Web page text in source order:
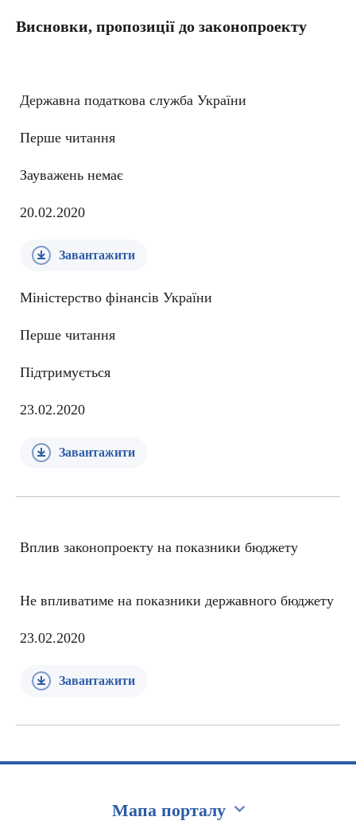
Висновки, пропозиції до законопроекту
Державна податкова служба України
Перше читання
Зауважень немає
20.02.2020
Завантажити
Міністерство фінансів України
Перше читання
Підтримується
23.02.2020
Завантажити
Вплив законопроекту на показники бюджету
Не впливатиме на показники державного бюджету
23.02.2020
Завантажити
Мапа порталу